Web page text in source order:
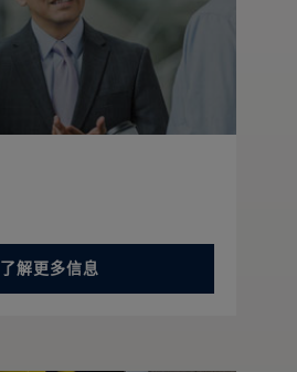
了解更多信息